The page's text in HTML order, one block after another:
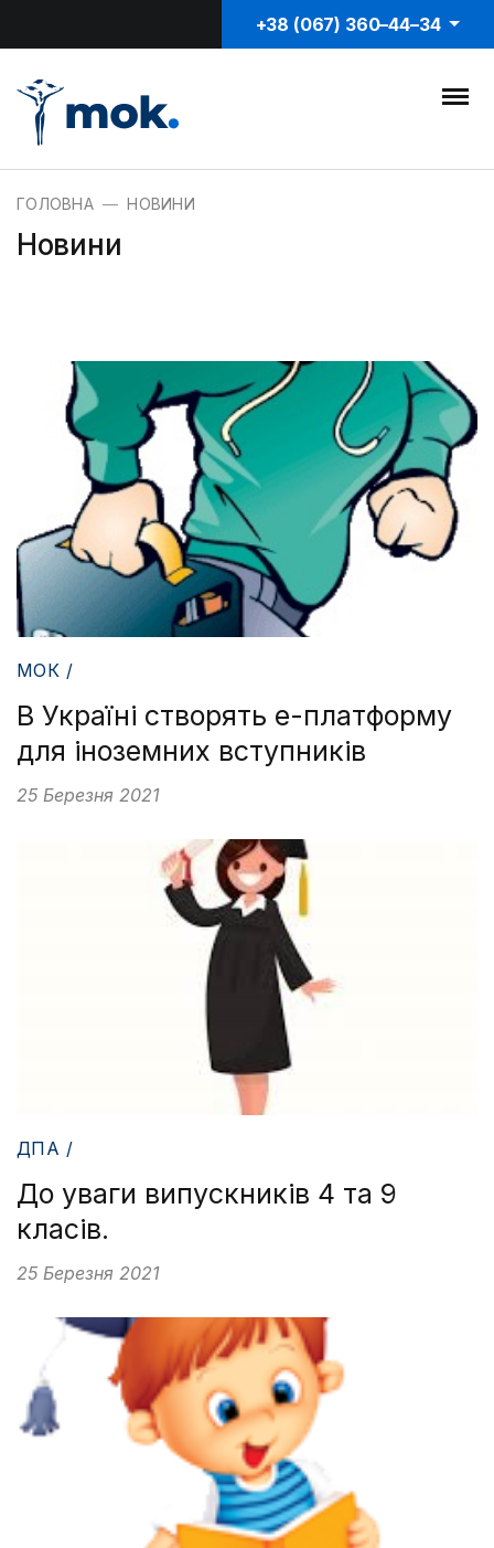
+38 (067) 360–44–34
ГОЛОВНА НОВИНИ
Новини
МОК /
В Україні створять е-платформу
для іноземних вступників
25 Березня 2021
ДПА /
До уваги випускників 4 та 9
класів.
25 Березня 2021